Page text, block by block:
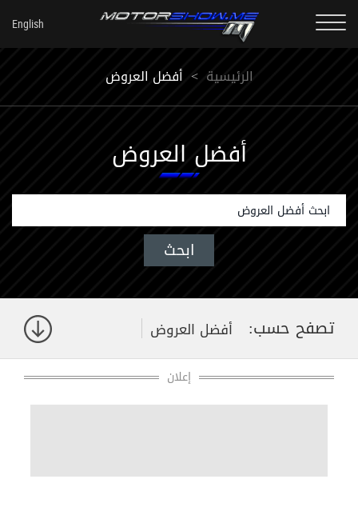
الرئيسية < أفضل العروض
أفضل العروض
تصفح حسب:
أفضل العروض
سيارات نموذجية وآليات مستقبلية
إعلان